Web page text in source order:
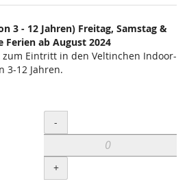
3 - 12 Jahren) Freitag, Samstag &
Ferien ab August 2024
zum Eintritt in den Veltinchen Indoor-
3-12 Jahren.
Menge
-
+